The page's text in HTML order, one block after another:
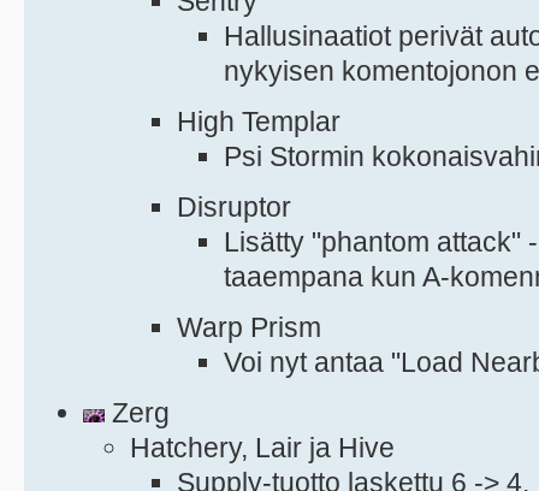
Hallusinaatiot perivät
nykyisen komentojonon
High Templar
Psi Stormin
Disruptor
Lisätty "phantom attack"
taaempana kun A-
Warp Prism
Voi nyt antaa "Load
Zerg
Hatchery, Lair ja Hive
Supply-tuotto laskettu 6 -> 4.